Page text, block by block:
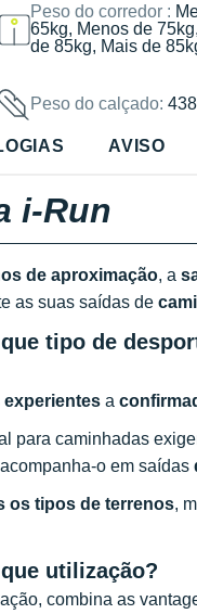
Peso do corredor :
65kg, Menos de
de 85kg, Mais de
Peso do calçado:
AVISO
i-Run
de aproximação, a
as suas saídas de
tipo de
experientes a
para caminhadas
o em saídas
os tipos de terrenos,
utilização?
combina as